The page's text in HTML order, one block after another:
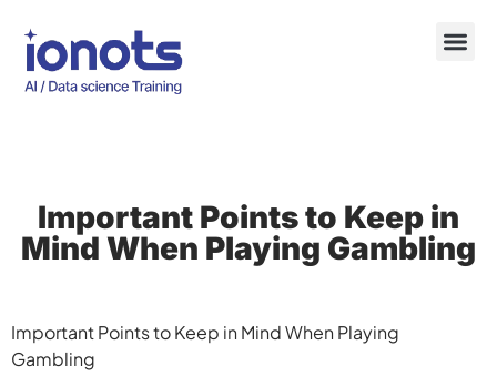
Important Points to Keep in
Mind When Playing Gambling
Important Points to Keep in Mind When Playing
Gambling